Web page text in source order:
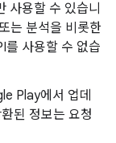
사용할 수 있습니
는 분석을 비롯한
를 사용할 수 없습
Play에서 업데
된 정보는 요청